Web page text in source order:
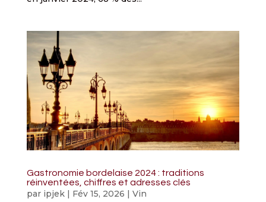
Gastronomie bordelaise 2024 : traditions
réinventées, chiffres et adresses clés
par ipjek| Fév 15, 2026 | Vin